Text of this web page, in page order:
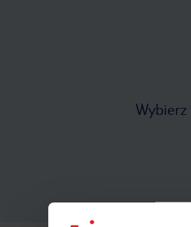
Wybierz